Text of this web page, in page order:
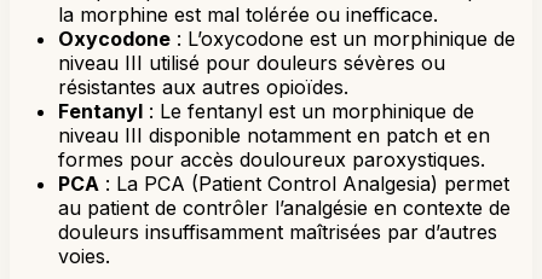
la morphine est mal tolérée ou inefficace.
Oxycodone : L’oxycodone est un morphinique de
niveau III utilisé pour douleurs sévères ou
résistantes aux autres opioïdes.
Fentanyl : Le fentanyl est un morphinique de
niveau III disponible notamment en patch et en
formes pour accès douloureux paroxystiques.
PCA : La PCA (Patient Control Analgesia) permet
au patient de contrôler l’analgésie en contexte de
douleurs insuffisamment maîtrisées par d’autres
voies.